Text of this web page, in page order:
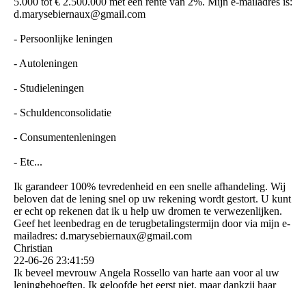
d.­marysebiernaux@­gmail.­com
- Persoonlijke leningen
- Autoleningen
- Studieleningen
- Schuldenconsolidatie
- Consumentenleningen
- Etc...
Ik garandeer 100% tevredenheid en een snelle afhandeling. Wij
beloven dat de lening snel op uw rekening wordt gestort. U kunt
er echt op rekenen dat ik u help uw dromen te verwezenlijken.
Geef het leenbedrag en de terugbetalingstermijn door via mijn e-
mailadres: d.­marysebiernaux@­gmail.­com
Christian
22-06-26 23:41:59
Ik beveel mevrouw Angela Rossello van harte aan voor al uw
leningbehoeften. Ik geloofde het eerst niet, maar dankzij haar